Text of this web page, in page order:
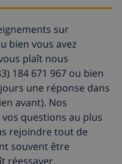
sur
bien vous avez
plaît nous
184 671 967 ou bien
une réponse dans
avant). Nos
questions au plus
rejoindre tout de
souvent être
réessayer.